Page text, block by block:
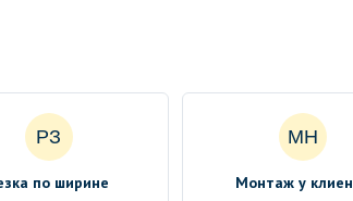
РЗ
по ширине
МН
Монтаж у